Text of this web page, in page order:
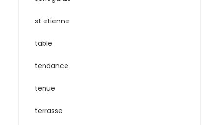
st etienne
table
tendance
tenue
terrasse